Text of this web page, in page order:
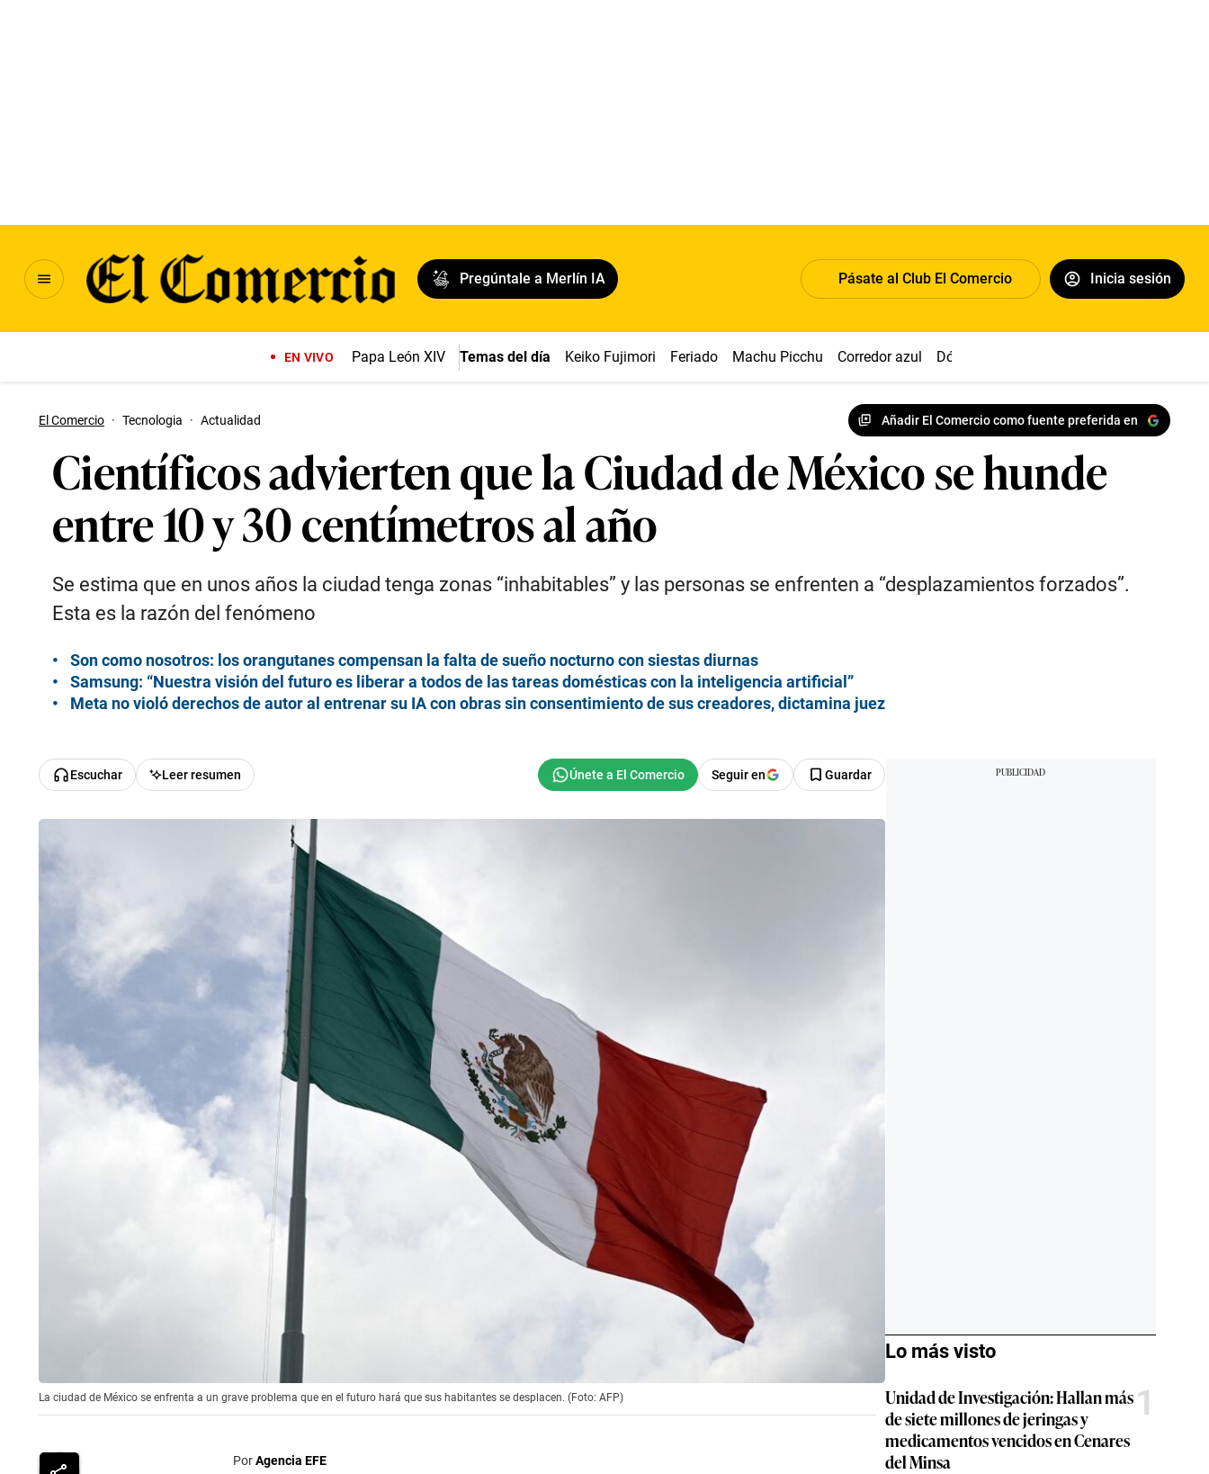
Pregúntale a Merlín IA Pásate al Club El Comercio Inicia sesión
EN VIVO Papa León XIV Temas del día Keiko Fujimori Feriado Machu Picchu Corredor azul Dólar
El Comercio · Tecnologia · Actualidad Añadir El Comercio como fuente preferida en
Científicos advierten que la Ciudad de México se hunde
entre 10 y 30 centímetros al año
Se estima que en unos años la ciudad tenga zonas “inhabitables” y las personas se enfrenten a “desplazamientos forzados”.
Esta es la razón del fenómeno
Son como nosotros: los orangutanes compensan la falta de sueño nocturno con siestas diurnas
Samsung: “Nuestra visión del futuro es liberar a todos de las tareas domésticas con la inteligencia artificial”
Meta no violó derechos de autor al entrenar su IA con obras sin consentimiento de sus creadores, dictamina juez
Escuchar Leer resumen Seguir en Guardar
La ciudad de México se enfrenta a un grave problema que en el futuro hará que sus habitantes se desplacen. (Foto: AFP)
PorAgencia EFE
Lo más visto
Unidad de Investigación: Hallan más
de siete millones de jeringas y
medicamentos vencidos en Cenares
del Minsa
1